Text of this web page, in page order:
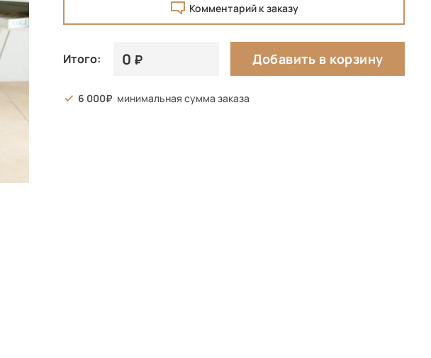
Комментарий к заказу
Итого: 0 Добавить в корзину
6 000 минимальная сумма заказа